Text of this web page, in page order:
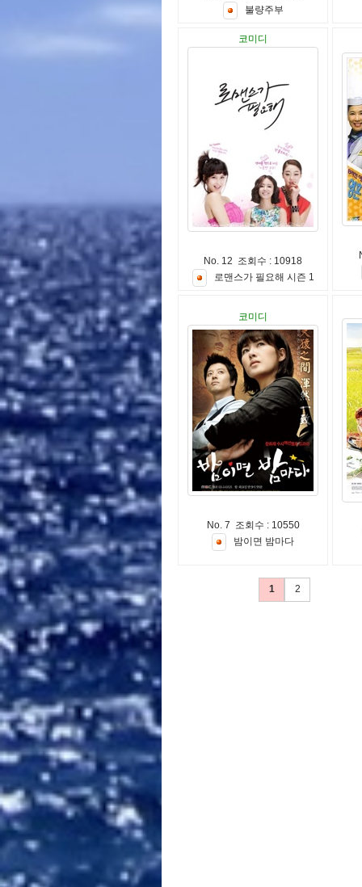
불량주부
코미디
No. 12 조회수 : 10918
로맨스가 필 요해 시 즌 1
코미디
No. 7 조회수 : 10550
밤이 면 밤마다
1 2